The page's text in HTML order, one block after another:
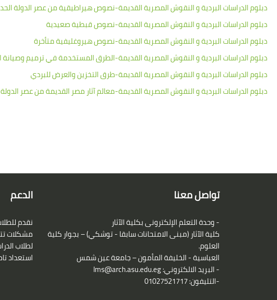
دبلوم الدراسات البردية و النقوش المصرية القديمة-نصوص هيراطيقية من عصر الدولة
دبلوم الدراسات البردية و النقوش المصرية القديمة-نصوص قبطية صعيدية
دبلوم الدراسات البردية و النقوش المصرية القديمة-نصوص هيروغليفية متأخرة
دبلوم الدراسات البردية و النقوش المصرية القديمة-الطرق المستخدمة في ترميم وصيانة
دبلوم الدراسات البردية و النقوش المصرية القديمة-طرق التخزين والعرض للبردي
دبلوم الدراسات البردية و النقوش المصرية القديمة-معالم آثار مصر القديمة من عصر
الكتل
تواصل معنا
- وحدة التعلم الإلكترونى بكلية الآثار
كلية الآثار (مبنى الامتحانات سابقا - توشكي) – بجوار كلية
العلوم.
العباسية - الخليفة المأمون – جامعة عين شمس
- البريد الالكتروني:lms@arch.asu.edu.eg
-التليفون: 01027521717
الدعم
نقدم
مشكلات
لطلاب
استعداد